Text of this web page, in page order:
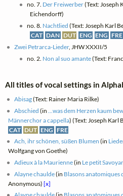
no. 7. Der Freiwerber(Text: Joseph
Eichendorff)
no. 8. Nachtlied (Text: Joseph Karl
CAT DAN DUT ENG ENG FRE
Zwei Petrarca-Lieder, JHW XXXII/5
no. 2. Non al suo amante(Text:
All titles of vocal settings in
Abisag(Text: Rainer Maria Rilke)
Abschied (in
...was dem Herzen kaum
Männerchor a cappella) (Text: Joseph
CAT DUT ENG FRE
Ach, ihr schönen, süßen Blumen (in
Wolfgang von Goethe)
Adieux à la Maurienne(in Le petit
Alayne chaulde(in Blasons anatomiques
Anonymous)[x]